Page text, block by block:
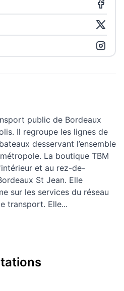
public de Bordeaux
Il regroupe les lignes de
desservant l’ensemble
La boutique TBM
et au rez-de-
St Jean. Elle
sur les services du réseau
transport. Elle...